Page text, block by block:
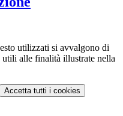
utilizzati si avvalgono di
utili alle finalità illustrate nella
Accetta tutti i cookies